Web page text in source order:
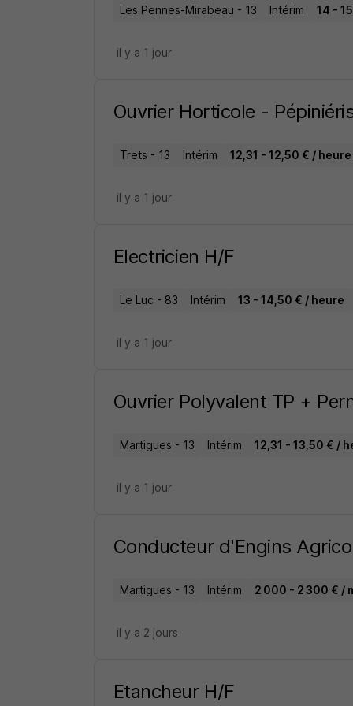
Les Pennes-Mirabeau - 13 Intérim 14 -
il y a 1 jour
Ouvrier Horticole -
Trets - 13 Intérim 12,31 - 12,50 € / heure
il y a 1 jour
Electricien H/F
Le Luc - 83 Intérim 13 - 14,50 € / heure
il y a 1 jour
Ouvrier Polyvalent TP +
Martigues - 13 Intérim 12,31 - 13,50 € /
il y a 1 jour
Conducteur d'Engins
Martigues - 13 Intérim 2 000 - 2 300 € /
il y a 2 jours
Etancheur H/F